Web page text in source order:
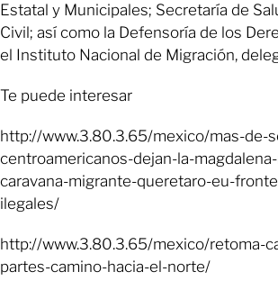
Estatal y Municipales; Secretaría de
Civil; así como la Defensoría de los
el Instituto Nacional de Migración,
Te puede interesar
http://www.3.80.3.65/mexico/mas-de-
centroamericanos-dejan-la-
caravana-migrante-queretaro-eu-
ilegales/
http://www.3.80.3.65/mexico/retoma-
partes-camino-hacia-el-norte/